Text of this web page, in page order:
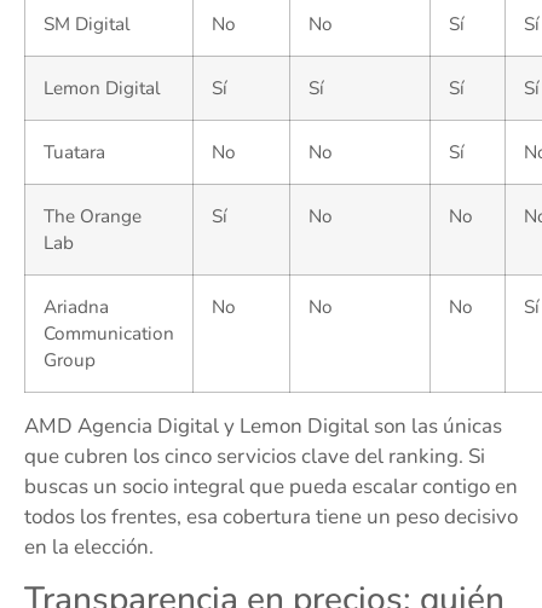
SM Digital No No Sí Sí
Lemon Digital Sí Sí Sí Sí
Tuatara No No Sí
The Orange
Lab
Sí No No
Ariadna
Communication
Group
No No No Sí
AMD Agencia Digital y Lemon Digital son las únicas
que cubren los cinco servicios clave del ranking. Si
buscas un socio integral que pueda escalar contigo en
todos los frentes, esa cobertura tiene un peso decisivo
en la elección.